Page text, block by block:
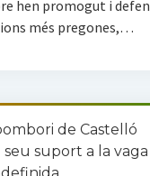
hen promogut i
més pregones,…
de Castelló
suport a la vaga